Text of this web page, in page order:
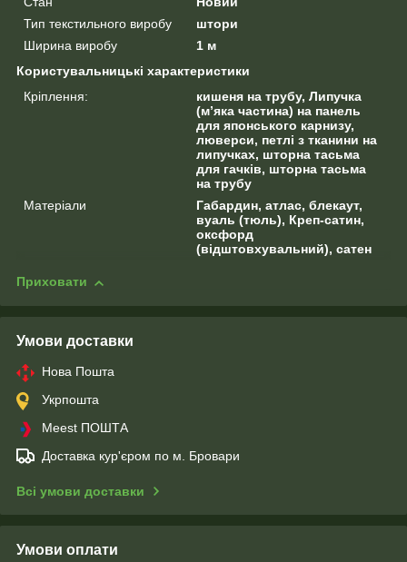
Тип текстильного виробу
штори
Ширина виробу
1 м
Користувальницькі характеристики
Кріплення:
кишеня на трубу, Липучка
(м’яка частина) на панель
для японського карнизу,
люверси, петлі з тканини на
липучках, шторна тасьма
для гачків, шторна тасьма
на трубу
Матеріали
Габардин, атлас, блекаут,
вуаль (тюль), Креп-сатин,
оксфорд
(відштовхувальний), сатен
Приховати
Умови доставки
Нова Пошта
Укрпошта
Meest ПОШТА
Доставка кур'єром по м. Бровари
Всі умови доставки
Умови оплати